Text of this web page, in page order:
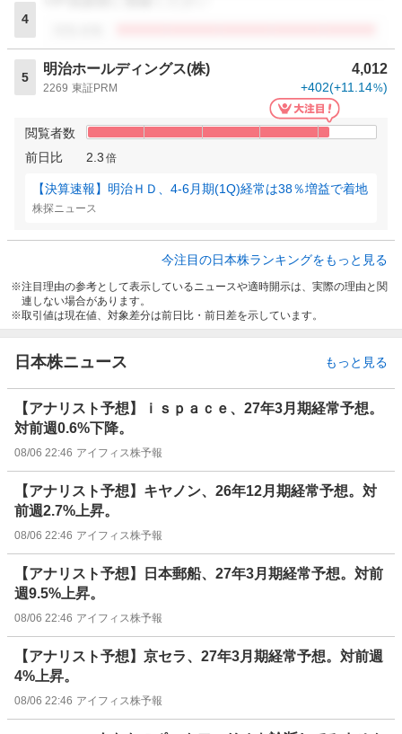
4
5
明治ホールディングス(株) 4,012
2269 東証PRM +402(+11.14%)
閲覧者数
前日比
2.3 倍
【決算速報】明治ＨＤ、4-6月期(1Q)経常は38％増益で着地
株探ニュース
今注目の日本株ランキングをもっと見る
注目理由の参考として表示しているニュースや適時開示は、実際の理由と関
連しない場合があります。
取引値は現在値、対象差分は前日比・前日差を示しています。
日本株ニュース もっと見る
【アナリスト予想】ｉｓｐａｃｅ、27年3月期経常予想。
対前週0.6%下降。
08/06 22:46 アイフィス株予報
【アナリスト予想】キヤノン、26年12月期経常予想。対
前週2.7%上昇。
08/06 22:46 アイフィス株予報
【アナリスト予想】日本郵船、27年3月期経常予想。対前
週9.5%上昇。
08/06 22:46 アイフィス株予報
【アナリスト予想】京セラ、27年3月期経常予想。対前週
4%上昇。
08/06 22:46 アイフィス株予報